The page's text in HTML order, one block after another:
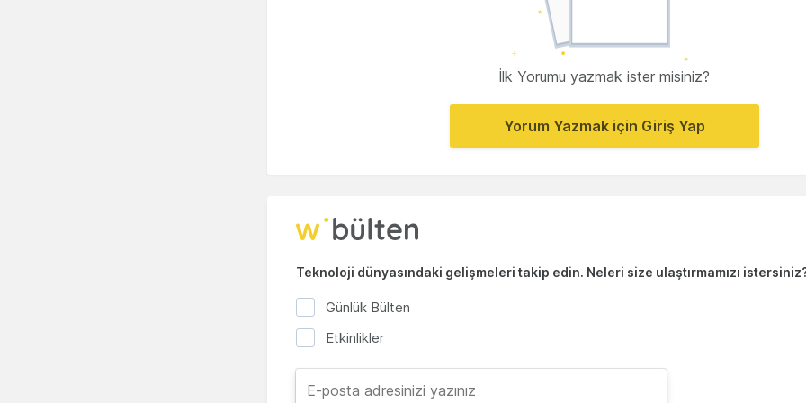
İlk Yorumu yazmak ister misiniz?
Yorum Yazmak için Giriş Yap
Teknoloji dünyasındaki gelişmeleri takip edin. Neleri size ulaştırmamızı
Günlük Bülten
Etkinlikler